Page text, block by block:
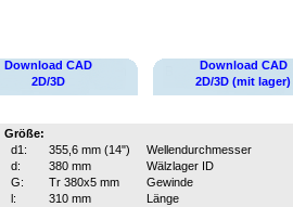
Download CAD
2D/3D
Download CAD
2D/3D (mit lager)
Größe:
d1:
355,6 mm (14")
Wellendurchmesser
d:
380 mm
Wälzlager ID
G:
Tr 380x5 mm
Gewinde
l:
310 mm
Länge